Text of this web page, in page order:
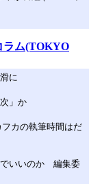
ラム(TOKYO
に
」か
フカの執筆時間はだ
でいいのか 編集委